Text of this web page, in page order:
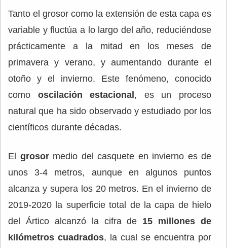
Tanto el grosor como la extensión de esta capa es
variable y fluctúa a lo largo del año, reduciéndose
prácticamente a la mitad en los meses de
primavera y verano, y aumentando durante el
otoño y el invierno. Este fenómeno, conocido
como oscilación estacional , es un proceso
natural que ha sido observado y estudiado por los
científicos durante décadas.
El grosormedio del casquete en invierno es de
unos 3-4 metros, aunque en algunos puntos
alcanza y supera los 20 metros. En el invierno de
2019-2020 la superficie total de la capa de hielo
del Ártico alcanzó la cifra de 15 millones de
kilómetros cuadrados, la cual se encuentra por